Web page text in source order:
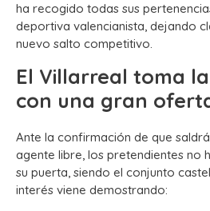
ha recogido todas sus
deportiva valencianista, dejando
nuevo salto competitivo.
El Villarreal toma
con una gran
Ante la confirmación de que
agente libre, los pretendientes no
su puerta, siendo el conjunto
interés viene demostrando: